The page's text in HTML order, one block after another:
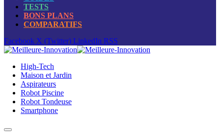
TESTS
BONS PLANS
COMPARATIFS
Facebook X (Twitter) LinkedIn RSS
High-Tech
Maison et Jardin
Aspirateurs
Robot Piscine
Robot Tondeuse
Smartphone